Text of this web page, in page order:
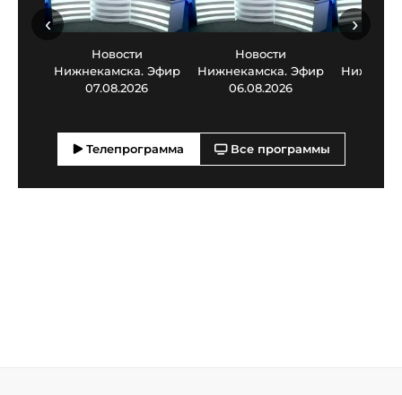
Новости
Нижнекамска. Эфир
07.08.2026
Новости
Нижнекамска. Эфир
06.08.2026
‹ ›
Телепрограмма Все программы